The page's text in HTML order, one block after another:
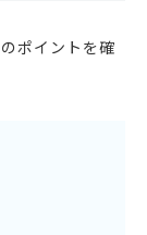
ポイントを確